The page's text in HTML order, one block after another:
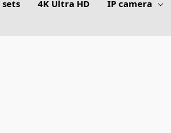
sets 4K Ultra HD IP camera